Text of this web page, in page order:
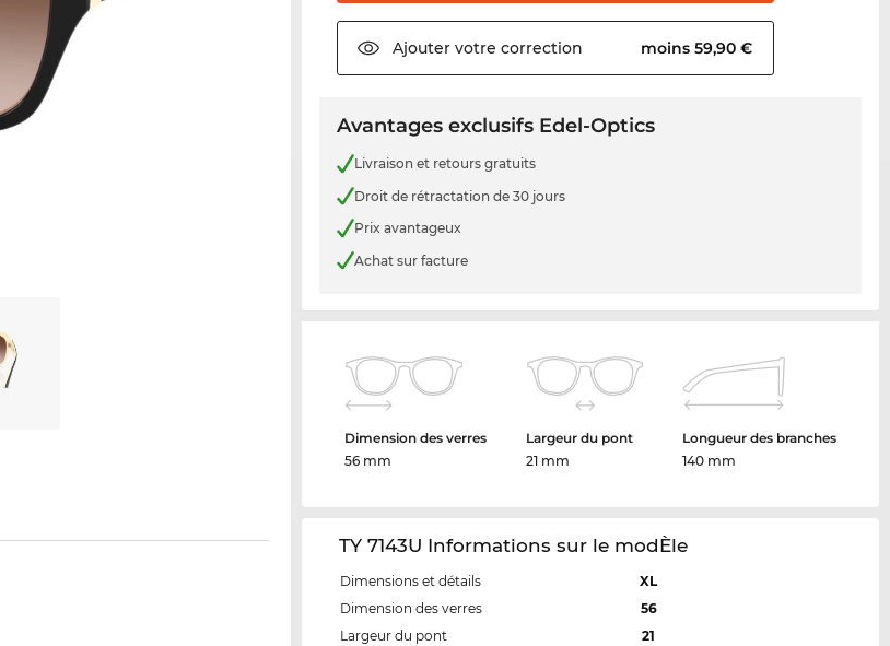
Ajouter votre correction moins 59,90 €
Avantages exclusifs Edel-Optics
Livraison et retours gratuits
Droit de rétractation de 30 jours
Prix avantageux
Achat sur facture
Dimension des verres
56 mm
Largeur du pont
21 mm
Longueur des branches
140 mm
TY 7143U Informations sur le modÈle
Dimensions et détails
XL
Dimension des verres
56
Largeur du pont
21